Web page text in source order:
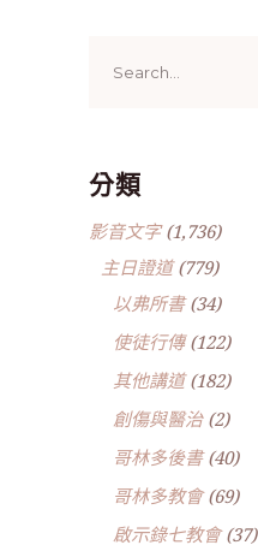
for:
分類
影音文字(1,736)
主日證道(779)
以弗所書(34)
使徒行傳(122)
其他講道(182)
創傷與醫治(2)
哥林多後書(40)
哥林多教會(69)
啟示錄七教會(37)